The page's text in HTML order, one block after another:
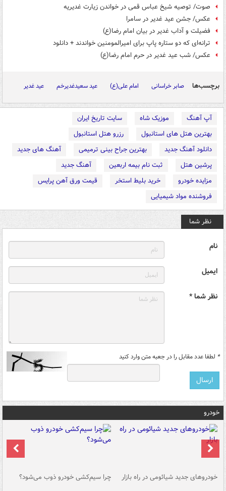
صوت/ توصیه شیخ عباس قمی در خواندن زیارت غدیریه
عکس/ جشن عید غدیر در سامرا
فضیلت و آداب غدیر در بیان امام رضا(ع)
ترانه‌ای که دو ستاره پاپ برای امیرالمومنین خواندند + دانلود
عکس/ شب عید غدیر در حرم امام رضا(ع)
برچسب‌ها صابر خراسانی امام علی(ع) عید سعیدغدیرخم عید غدیر
آپ آهنگ موزیک شاه
سایت تاریخ ایران
بهترین هتل های استانبول
رزرو هتل استانبول
دانلود آهنگ جدید
بهترین جراح بینی ترمیمی
آهنگ های جدید
پرشین هتل
ثبت نام بیمه اربعین
آهنگ جدید
مزایده خودرو
خرید بلیط استخر
قیمت ورق آهن پرایس
فروشنده مواد شیمیایی
نظر شما
نام
ایمیل
نظر شما *
* لطفا عدد مقابل را در جعبه متن وارد کنید
خودرو
خودروهای جدید شیائومی در راه بازار چرا سیم‌کشی خودرو ذوب می‌شود؟